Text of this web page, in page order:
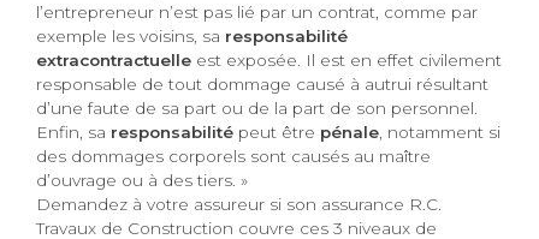
l’entrepreneur n’est pas lié par un contrat, comme par
exemple les voisins, sa responsabilité
extracontractuelle est exposée. Il est en effet civilement
responsable de tout dommage causé à autrui résultant
d’une faute de sa part ou de la part de son personnel.
Enfin, sa responsabilité peut être pénale , notamment si
des dommages corporels sont causés au maître
d’ouvrage ou à des tiers. »
Demandez à votre assureur si son assurance R.C.
Travaux de Construction couvre ces 3 niveaux de